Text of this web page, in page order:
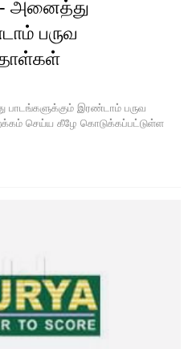
அனைத்து
பருவ
இரண்டாம் பருவ
செய்ய கீழே கொடுக்கப்பட்டுள்ள